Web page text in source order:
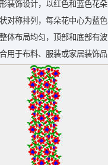
装饰设计，以红色和蓝色花
对称排列，每朵花中心为蓝色
体布局均匀，顶部和底部有波
用于布料、服装或家居装饰品